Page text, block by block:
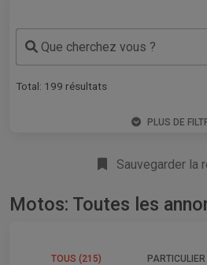
Que cherchez vous ?
Total: 199 résultats
PLUS DE
Sauvegarder la
Motos: Toutes les
TOUS (215)